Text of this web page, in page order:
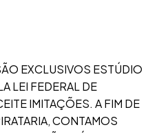
EXCLUSIVOS ESTÚDIO
LEI FEDERAL DE
IMITAÇÕES. A FIM DE
CONTAMOS